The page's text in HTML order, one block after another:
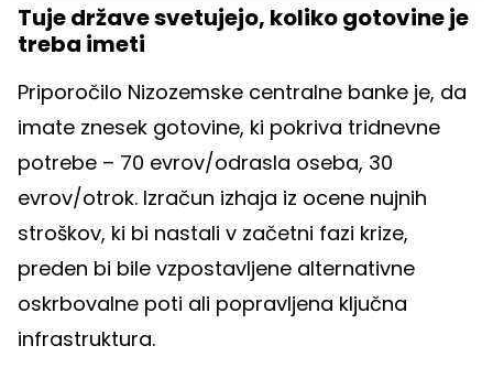
Tuje države svetujejo, koliko gotovine je
treba imeti
Priporočilo Nizozemske centralne banke je, da
imate znesek gotovine, ki pokriva tridnevne
potrebe – 70 evrov/odrasla oseba, 30
evrov/otrok. Izračun izhaja iz ocene nujnih
stroškov, ki bi nastali v začetni fazi krize,
preden bi bile vzpostavljene alternativne
oskrbovalne poti ali popravljena ključna
infrastruktura.